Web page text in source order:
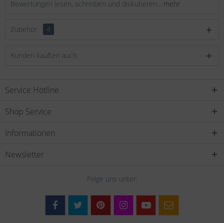
Bewertungen lesen, schreiben und diskutieren... mehr
Zubehör 4
Kunden kauften auch
Service Hotline
Shop Service
Informationen
Newsletter
Folge uns unter: